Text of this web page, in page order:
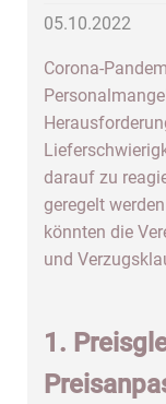
05.10.2022
Corona-
darauf zu
geregelt
könnten die
und
1.